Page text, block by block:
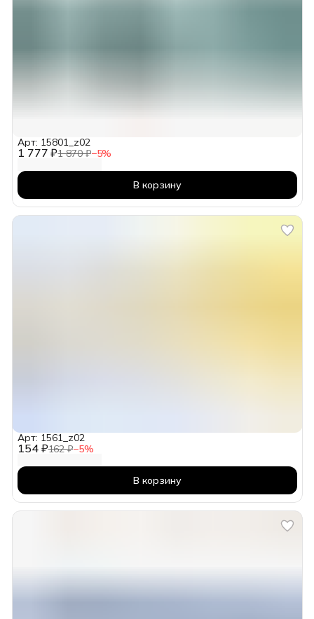
1 777 ₽1 870 ₽−5%
Арт: 15801_z02
В корзину
154 ₽162 ₽−5%
Арт: 1561_z02
В корзину